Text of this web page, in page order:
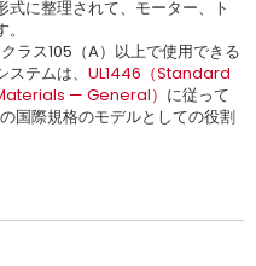
に整理されて、モーター、ト
ラス105（A）以上で使用できる
テムは、 UL1446（Standard
— General） に従って
国際規格のモデルとしての役割